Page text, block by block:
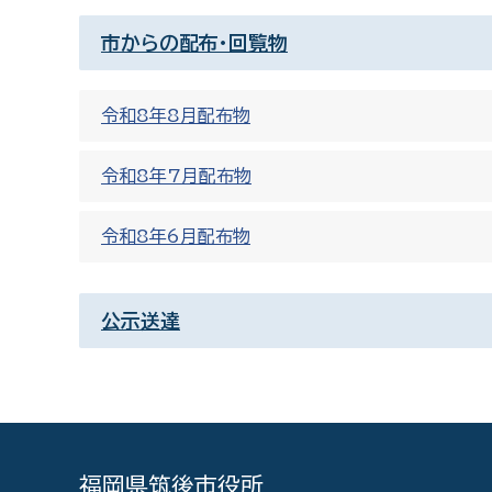
市からの配布・回覧物
令和8年8月配布物
令和8年7月配布物
令和8年6月配布物
公示送達
福岡県筑後市役所